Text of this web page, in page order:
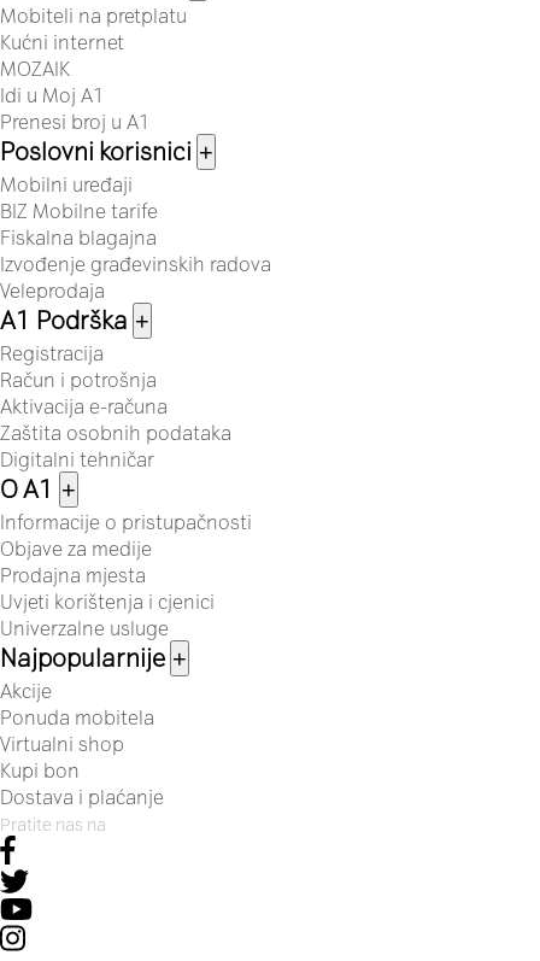
Mobiteli na pretplatu
Kućni internet
MOZAIK
Idi u Moj A1
Prenesi broj u A1
Poslovni korisnici +
Mobilni uređaji
BIZ Mobilne tarife
Fiskalna blagajna
Izvođenje građevinskih radova
Veleprodaja
A1 Podrška +
Registracija
Račun i potrošnja
Aktivacija e-računa
Zaštita osobnih podataka
Digitalni tehničar
O A1 +
Informacije o pristupačnosti
Objave za medije
Prodajna mjesta
Uvjeti korištenja i cjenici
Univerzalne usluge
Najpopularnije +
Akcije
Ponuda mobitela
Virtualni shop
Kupi bon
Dostava i plaćanje
Pratite nas na